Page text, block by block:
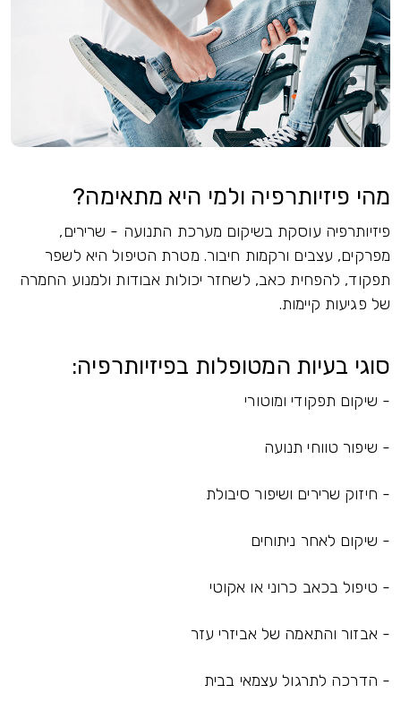
מהי פיזיותרפיה ולמי היא מתאימה?
פיזיותרפיה עוסקת בשיקום מערכת התנועה - שרירים,
מפרקים, עצבים ורקמות חיבור. מטרת הטיפול היא לשפר
תפקוד, להפחית כאב, לשחזר יכולות אבודות ולמנוע החמרה
של פגיעות קיימות.
סוגי בעיות המטופלות בפיזיותרפיה:
- שיקום תפקודי ומוטורי
- שיפור טווחי תנועה
- חיזוק שרירים ושיפור סיבולת
- שיקום לאחר ניתוחים
- טיפול בכאב כרוני או אקוטי
- אבזור והתאמה של אביזרי עזר
- הדרכה לתרגול עצמאי בבית